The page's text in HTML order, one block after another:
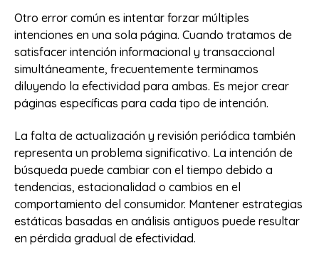
Otro error común es intentar forzar múltiples
intenciones en una sola página. Cuando tratamos de
satisfacer intención informacional y transaccional
simultáneamente, frecuentemente terminamos
diluyendo la efectividad para ambas. Es mejor crear
páginas específicas para cada tipo de intención.
La falta de actualización y revisión periódica también
representa un problema significativo. La intención de
búsqueda puede cambiar con el tiempo debido a
tendencias, estacionalidad o cambios en el
comportamiento del consumidor. Mantener estrategias
estáticas basadas en análisis antiguos puede resultar
en pérdida gradual de efectividad.